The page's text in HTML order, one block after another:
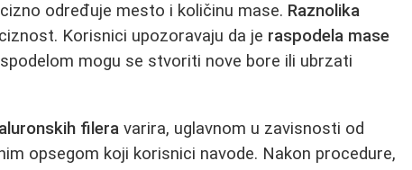
određuje mesto i količinu mase. Raznolika
Korisnici upozoravaju da je raspodela mase
mogu se stvoriti nove bore ili ubrzati
filera varira, uglavnom u zavisnosti od
opsegom koji korisnici navode. Nakon procedure,